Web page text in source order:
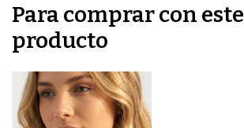
Para comprar con este
producto